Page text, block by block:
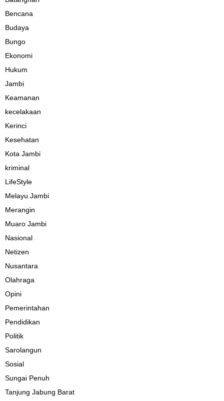
Bencana
Budaya
Bungo
Ekonomi
Hukum
Jambi
Keamanan
kecelakaan
Kerinci
Kesehatan
Kota Jambi
kriminal
LifeStyle
Melayu Jambi
Merangin
Muaro Jambi
Nasional
Netizen
Nusantara
Olahraga
Opini
Pemerintahan
Pendidikan
Politik
Sarolangun
Sosial
Sungai Penuh
Tanjung Jabung Barat